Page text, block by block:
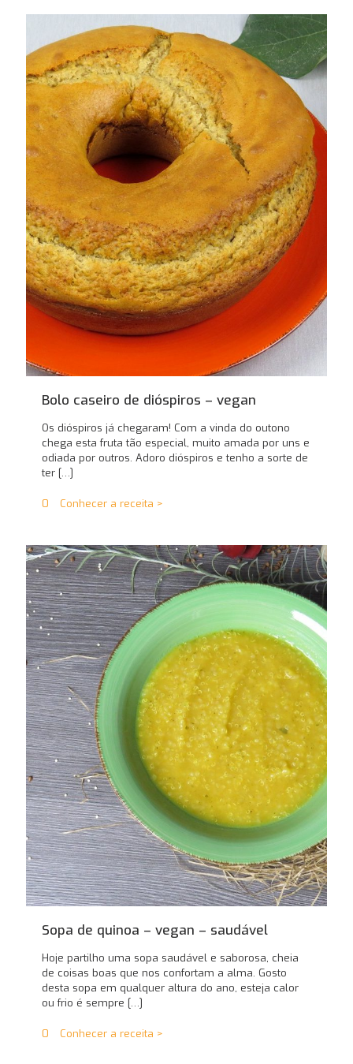
Bolo caseiro de dióspiros – vegan
Os dióspiros já chegaram! Com a vinda do outono
chega esta fruta tão especial, muito amada por uns e
odiada por outros. Adoro dióspiros e tenho a sorte de
ter […]
0 Conhecer a receita >
Sopa de quinoa – vegan – saudável
Hoje partilho uma sopa saudável e saborosa, cheia
de coisas boas que nos confortam a alma. Gosto
desta sopa em qualquer altura do ano, esteja calor
ou frio é sempre […]
0 Conhecer a receita >